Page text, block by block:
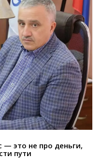
— это не про деньги,
пути